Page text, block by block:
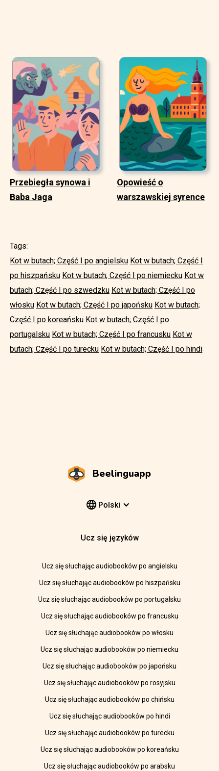
Przebiegła synowa i
Baba Jaga
Opowieść o
warszawskiej syrence
Tags:
Kot w butach; Część I po angielsku Kot w butach; Część I
po hiszpańsku Kot w butach; Część I po niemiecku Kot w
butach; Część I po szwedzku Kot w butach; Część I po
włosku Kot w butach; Część I po japońsku Kot w butach;
Część I po koreańsku Kot w butach; Część I po
portugalsku Kot w butach; Część I po francusku Kot w
butach; Część I po turecku Kot w butach; Część I po hindi
Beelinguapp
Polski
Ucz się języków
Ucz się słuchając audiobooków po angielsku
Ucz się słuchając audiobooków po hiszpańsku
Ucz się słuchając audiobooków po portugalsku
Ucz się słuchając audiobooków po francusku
Ucz się słuchając audiobooków po włosku
Ucz się słuchając audiobooków po niemiecku
Ucz się słuchając audiobooków po japońsku
Ucz się słuchając audiobooków po rosyjsku
Ucz się słuchając audiobooków po chińsku
Ucz się słuchając audiobooków po hindi
Ucz się słuchając audiobooków po turecku
Ucz się słuchając audiobooków po koreańsku
Ucz się słuchając audiobooków po arabsku